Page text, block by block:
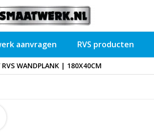
aanvragen RVS producten
RVS WANDPLANK | 180X40CM